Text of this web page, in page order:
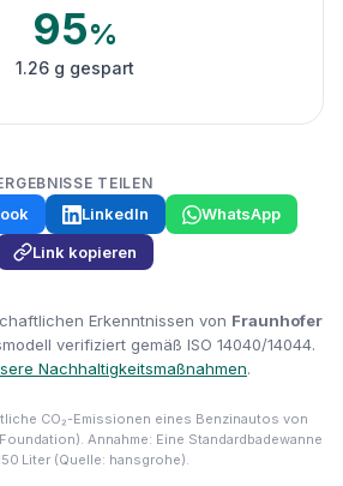
95%
1.26 g gespart
TEILEN
LinkedIn
WhatsApp
Link kopieren
Erkenntnissen von Fraunhofer
verifiziert gemäß ISO 14040/14044.
Nachhaltigkeitsmaßnahmen.
CO₂-Emissionen eines Benzinautos von
Annahme: Eine Standardbadewanne
Liter (Quelle: hansgrohe).